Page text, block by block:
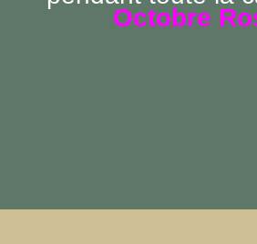
Octobre